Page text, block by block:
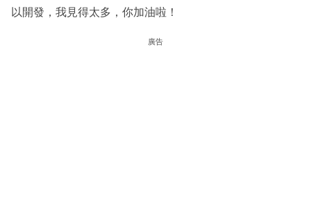
以開發，我見得太多，你加油啦！
廣告